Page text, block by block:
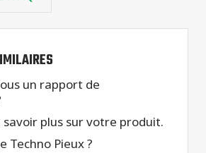
un rapport de
savoir plus sur votre produit.
Techno Pieux ?